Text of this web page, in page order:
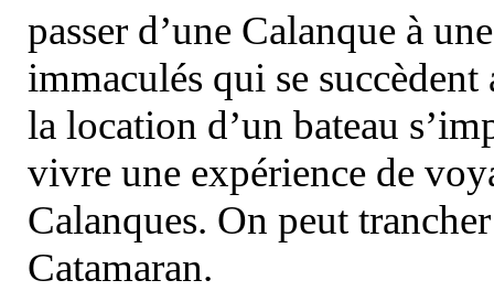
passer d’une Calanque à
immaculés qui se
la location d’un bateau
vivre une expérience de
Calanques. On peut
Catamaran.